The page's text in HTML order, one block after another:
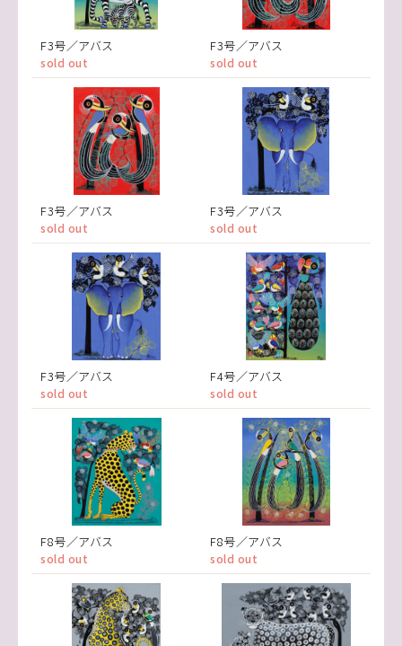
F3号／アバス
sold out
F3号／アバス
sold out
F3号／アバス
sold out
F3号／アバス
sold out
F3号／アバス
sold out
F4号／アバス
sold out
F8号／アバス
sold out
F8号／アバス
sold out